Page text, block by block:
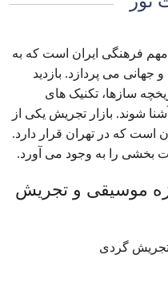
فرهنگی ایران است که به
جهانی می پردازد. بازدید
سازها، تکنیک های
شوند. بازار تجریش یکی از
است که در تهران قرار دارد.
بخشی را به وجود می آورد.
1 روزه موزه موسیقی و تجریش
گردی